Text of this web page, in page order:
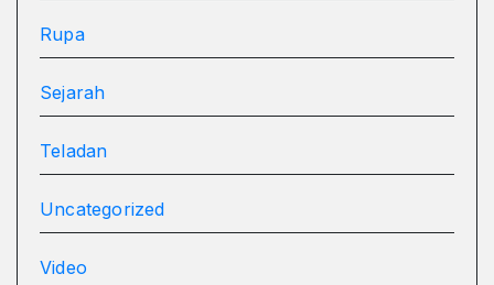
Rupa
Sejarah
Teladan
Uncategorized
Video